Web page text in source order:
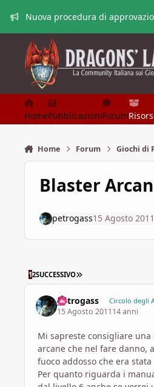
Nuova procedura di
HomePubblicazioniForum
Home Forum Giochi di
Blaster
petrogass15 Agosto 2011
12SUCCESSIVO ULTIMA PAGINA
petrogass Circolo degli
15 Agosto 201114 anni
Mi sapreste consigliare
arcane che nel fare danno,
fuoco addosso che era
Per quanto riguarda i